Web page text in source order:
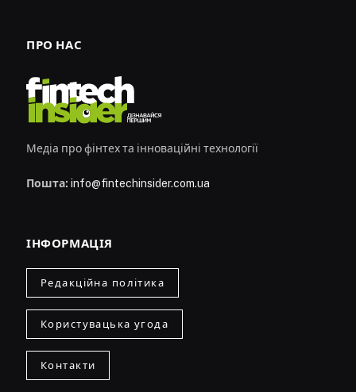
ПРО НАС
Медіа про фінтех та інноваційні технології
Пошта: info@fintechinsider.com.ua
ІНФОРМАЦІЯ
Редакційна політика
Користувацька угода
Контакти